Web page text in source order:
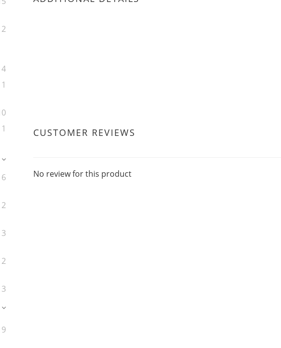
2
4
1
1
6
2
3
2
3
9
CUSTOMER REVIEWS
No review for this product